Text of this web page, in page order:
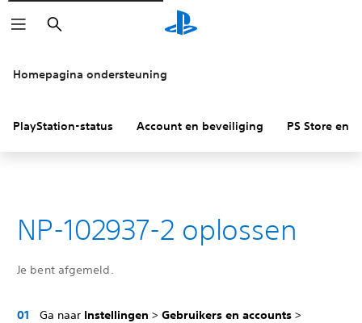
Zoeken
Homepagina ondersteuning
PlayStation-status Account en beveiliging PS Store en
NP-102937-2 oplossen
Je bent afgemeld.
Ga naar Instellingen > Gebruikers en accounts >